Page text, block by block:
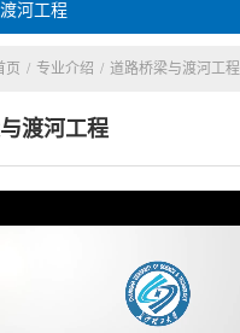
河工程
页 / 专业介绍 / 道路桥梁与渡河工程
渡河工程